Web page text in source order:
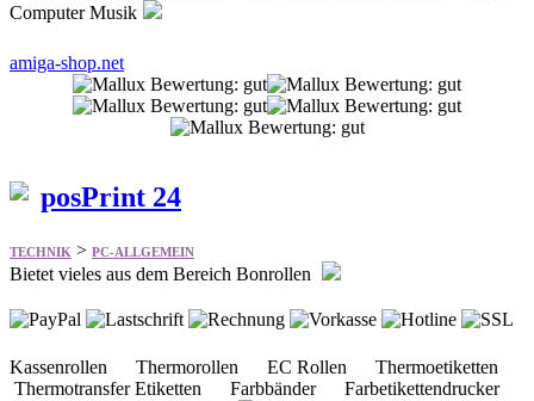
Computer Musik
amiga-shop.net
posPrint 24
TECHNIK > PC-ALLGEMEIN
Bietet vieles aus dem Bereich Bonrollen
Kassenrollen Thermorollen EC Rollen Thermoetiketten
Thermotransfer Etiketten Farbbänder Farbetikettendrucker